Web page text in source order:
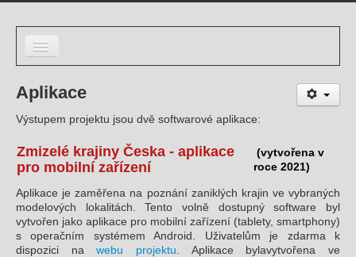
Aplikace
Výstupy
Řešitelský tým
Aplikace
Výstupem projektu jsou dvě softwarové aplikace:
Zmizelé krajiny Česka - aplikace
pro mobilní zařízení
(vytvořena v
roce 2021)
Aplikace je zaměřena na poznání zaniklých krajin ve vybraných
modelových lokalitách. Tento volně dostupný software byl
vytvořen jako aplikace pro mobilní zařízení (tablety, smartphony)
s operačním systémem Android. Uživatelům je zdarma k
dispozici nawebu projektu . Aplikace bylavytvořena ve